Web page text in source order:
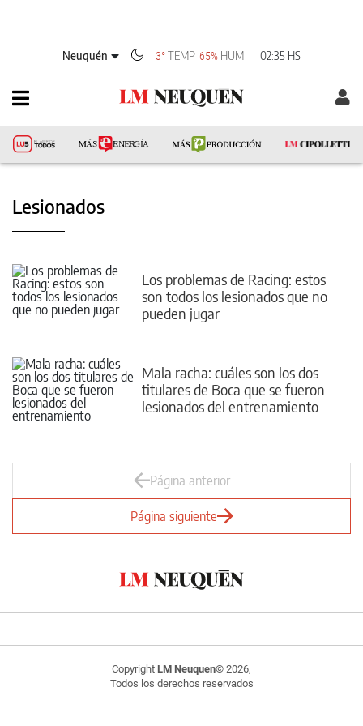
Neuquén 3°TEMP 65% HUM 02:35 HS
Lesionados
Los problemas de Racing: estos
son todos los lesionados que no
pueden jugar
Mala racha: cuáles son los dos
titulares de Boca que se fueron
lesionados del entrenamiento
Página anterior
Página siguiente
Copyright LM Neuquen© 2026,
Todos los derechos reservados